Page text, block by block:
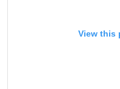
View this